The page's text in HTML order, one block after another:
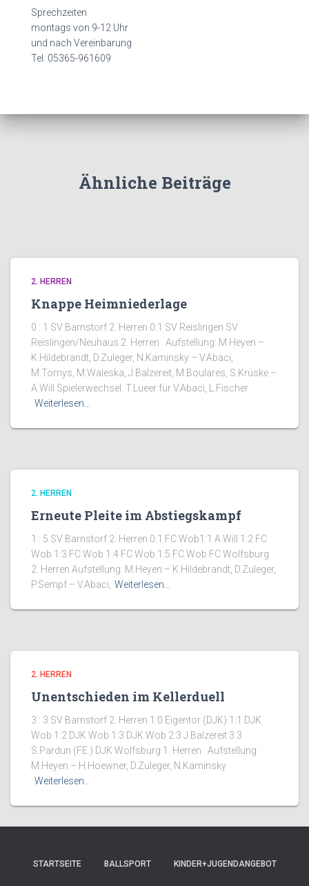
Sprechzeiten
montags von 9-12 Uhr
und nach Vereinbarung
Tel. 05365-961609
Ähnliche Beiträge
2. HERREN
Knappe Heimniederlage
0 : 1 SV Barnstorf 2. Herren 0:1 SV Reislingen SV
Reislingen/Neuhaus 2. Herren Aufstellung: M.Heyen –
K.Hildebrandt, D.Zuleger, N.Kaminsky – V.Abaci,
M.Tomys, M.Waleska, J.Balzereit, M.Boulares, S.Krüske –
A.Will Spielerwechsel: T.Lueer für V.Abaci, L.Fischer
Weiterlesen…
2. HERREN
Erneute Pleite im Abstiegskampf
1 : 5 SV Barnstorf 2. Herren 0:1 FC Wob1:1 A.Will 1:2 FC
Wob 1:3 FC Wob 1:4 FC Wob 1:5 FC Wob FC Wolfsburg
2. Herren Aufstellung: M.Heyen – K.Hildebrandt, D.Zuleger,
P.Sempf – V.Abaci, Weiterlesen…
2. HERREN
Unentschieden im Kellerduell
3 : 3 SV Barnstorf 2. Herren 1:0 Eigentor (DJK) 1:1 DJK
Wob 1:2 DJK Wob 1:3 DJK Wob 2:3 J.Balzereit 3:3
S.Pardun (FE.) DJK Wolfsburg 1. Herren Aufstellung:
M.Heyen – H.Hoewner, D.Zuleger, N.Kaminsky
Weiterlesen…
STARTSEITE BALLSPORT KINDER+JUGENDANGEBOT